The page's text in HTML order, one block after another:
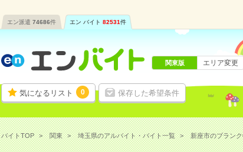
エン派遣 74686件 エン バイト 82531件
気になるリスト 0 保存した希望条件
関東版 エリア変更
バイトTOP 関東 埼玉県のアルバイト・バイト一覧 新座市のブラン